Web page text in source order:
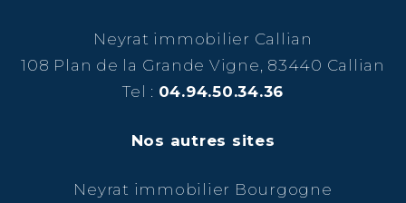
Neyrat immobilier Callian
108 Plan de la Grande Vigne, 83440 Callian
Tel : 04.94.50.34.36
Nos autres sites
Neyrat immobilier Bourgogne